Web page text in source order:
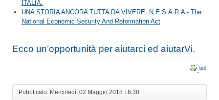
ITALIA.
UNA STORIA ANCORA TUTTA DA VIVERE: N.E.S.A.R.A - The
National Economic Security And Reformation Act
Ecco un’opportunità per aiutarci ed aiutarVi.
Pubblicato: Mercoledì, 02 Maggio 2018 16:30